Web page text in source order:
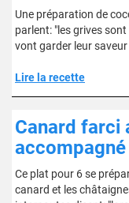
Une préparation de
parlent: "les grives
vont garder leur saveur
Lire la recette
Canard farci
Ce plat pour 6 se
canard et les